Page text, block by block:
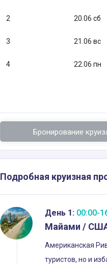
2 20.06 сб
3 21.06 вс
4 22.06 пн
Бронирование
Подробная круизная
День 1: 00:00-
Майами /
Американская
туристов, но и